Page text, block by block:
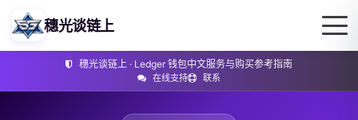
穗光谈链上 · Ledger 钱包中文服务与购买参考指南
在线支持 联系
穗光谈链上